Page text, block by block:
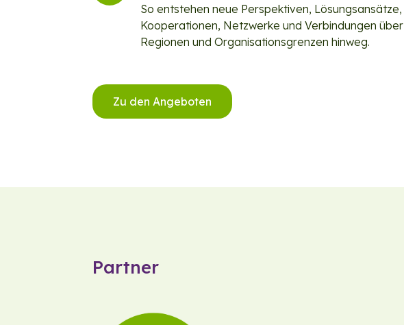
So entstehen neue Perspektiven, Lösungsansätze,
Kooperationen, Netzwerke und Verbindungen über
Regionen und Organisationsgrenzen hinweg.
Zu den Angeboten
Partner